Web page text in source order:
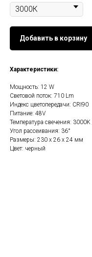
Добавить в корзину
Характеристики:
Мощность: 12 W
Световой поток: 710 Lm
Индекс цветопередачи: CRI90
Питание: 48V
Температура свечения:
Угол рассеивания: 36°
Размеры: 230 х 26 х 24 мм
Цвет: черный